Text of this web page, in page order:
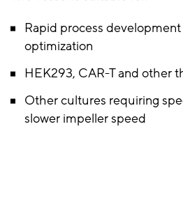
Rapid process
optimization
HEK293, CAR-T and other
Other cultures requiring
slower impeller speed